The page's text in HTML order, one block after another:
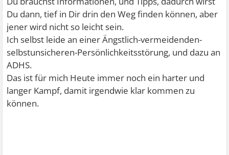
Du dann, tief in Dir drin den Weg finden können, aber
jener wird nicht so leicht sein.
Ich selbst leide an einer Ängstlich-vermeidenden-
selbstunsicheren-Persönlichkeitsstörung, und dazu an
ADHS.
Das ist für mich Heute immer noch ein harter und
langer Kampf, damit irgendwie klar kommen zu
können.